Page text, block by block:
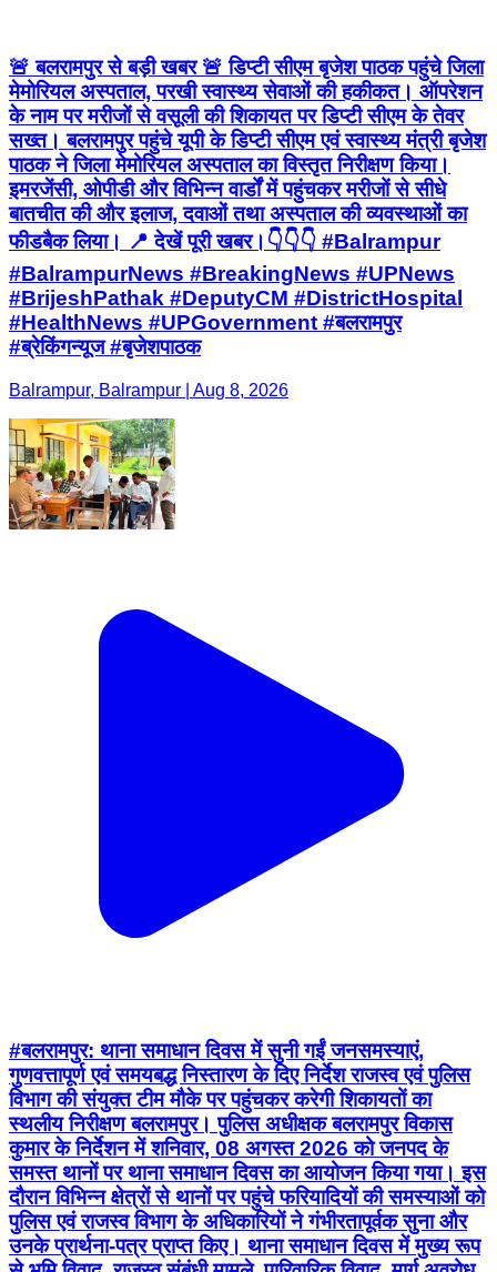
🚨 बलरामपुर से बड़ी खबर 🚨 डिप्टी सीएम बृजेश पाठक पहुंचे जिला
मेमोरियल अस्पताल, परखी स्वास्थ्य सेवाओं की हकीकत। ऑपरेशन
के नाम पर मरीजों से वसूली की शिकायत पर डिप्टी सीएम के तेवर
सख्त। बलरामपुर पहुंचे यूपी के डिप्टी सीएम एवं स्वास्थ्य मंत्री बृजेश
पाठक ने जिला मेमोरियल अस्पताल का विस्तृत निरीक्षण किया।
इमरजेंसी, ओपीडी और विभिन्न वार्डों में पहुंचकर मरीजों से सीधे
बातचीत की और इलाज, दवाओं तथा अस्पताल की व्यवस्थाओं का
फीडबैक लिया। 📍 देखें पूरी खबर।👇👇👇 #Balrampur
#BalrampurNews #BreakingNews #UPNews
#BrijeshPathak #DeputyCM #DistrictHospital
#HealthNews #UPGovernment #बलरामपुर
#ब्रेकिंगन्यूज #बृजेशपाठक
Balrampur, Balrampur | Aug 8, 2026
#बलरामपुर: थाना समाधान दिवस में सुनी गईं जनसमस्याएं,
गुणवत्तापूर्ण एवं समयबद्ध निस्तारण के दिए निर्देश राजस्व एवं पुलिस
विभाग की संयुक्त टीम मौके पर पहुंचकर करेगी शिकायतों का
स्थलीय निरीक्षण बलरामपुर। पुलिस अधीक्षक बलरामपुर विकास
कुमार के निर्देशन में शनिवार, 08 अगस्त 2026 को जनपद के
समस्त थानों पर थाना समाधान दिवस का आयोजन किया गया। इस
दौरान विभिन्न क्षेत्रों से थानों पर पहुंचे फरियादियों की समस्याओं को
पुलिस एवं राजस्व विभाग के अधिकारियों ने गंभीरतापूर्वक सुना और
उनके प्रार्थना-पत्र प्राप्त किए। थाना समाधान दिवस में मुख्य रूप